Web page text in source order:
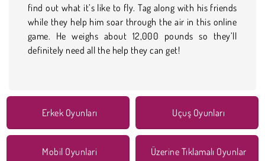
find out what it’s like to fly. Tag along with his friends
while they help him soar through the air in this online
game. He weighs about 12,000 pounds so they’ll
definitely need all the help they can get!
Erkek Oyunları Uçuş Oyunları
Mobil Oyunlari Üzerine Tıklamalı Oyunlar